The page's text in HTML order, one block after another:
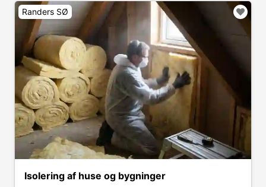
Randers SØ
Isolering af huse og bygninger